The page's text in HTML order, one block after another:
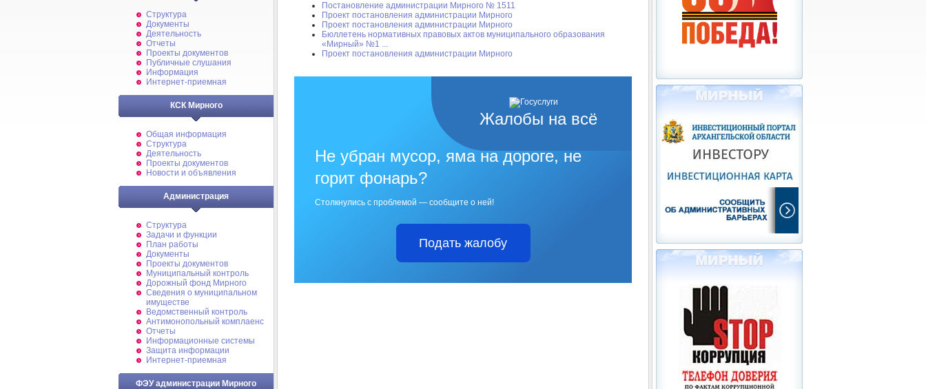
Структура
Документы
Деятельность
Отчеты
Проекты документов
Публичные слушания
Информация
Интернет-приемная
КСК Мирного
Общая информация
Структура
Деятельность
Проекты документов
Новости и объявления
Администрация
Структура
Задачи и функции
План работы
Документы
Проекты документов
Муниципальный контроль
Дорожный фонд Мирного
Cведения о муниципальном
имуществе
Ведомственный контроль
Антимонопольный комплаенс
Отчеты
Информационные системы
Защита информации
Интернет-приемная
ФЭУ администрации Мирного
Постановление администрации Мирного № 1511
Проект постановления администрации Мирного
Проект постановления администрации Мирного
Бюллетень нормативных правовых актов муниципального образования
«Мирный» №1 ...
Проект постановления администрации Мирного
Жалобы на всё
Не убран мусор, яма на дороге, не
горит фонарь?
Столкнулись с проблемой — сообщите о ней!
Подать жалобу